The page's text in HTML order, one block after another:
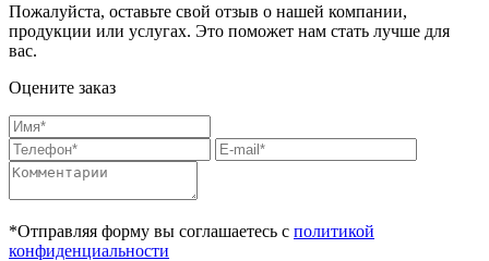
Пожалуйста, оставьте свой отзыв о нашей компании,
продукции или услугах. Это поможет нам стать лучше для
вас.
Оцените заказ
*Отправляя форму вы соглашаетесь с политикой
конфиденциальности